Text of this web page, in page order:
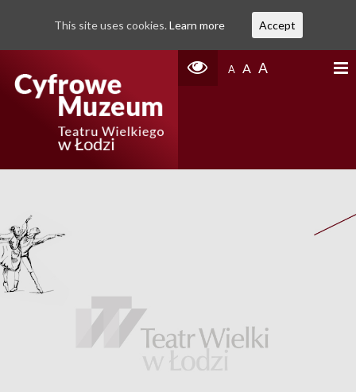
A A A
This site uses cookies. Learn more Accept